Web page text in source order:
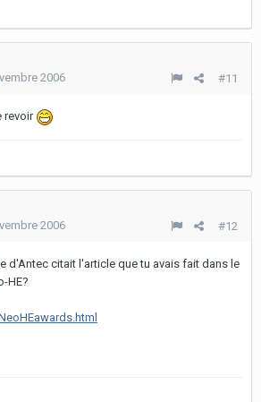
#11
2006
revoir
#12
2006
d'Antec citait l'article que tu avais fait dans le
HE?